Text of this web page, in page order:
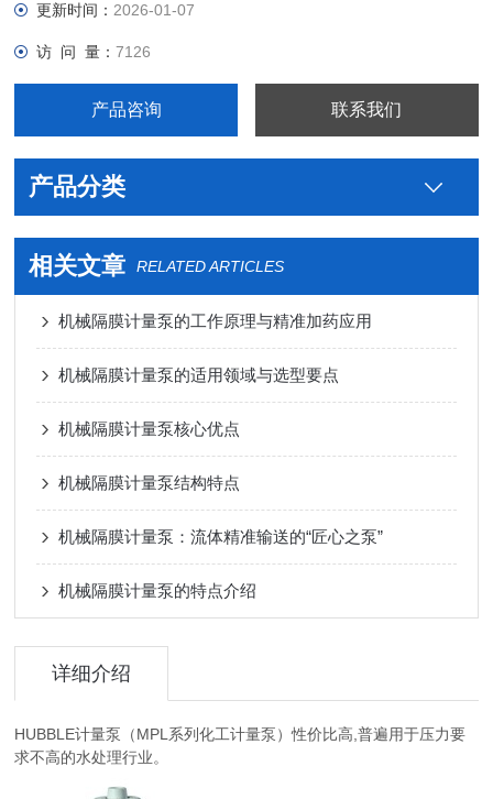
更新时间： 2026-01-07
访 问 量：7126
产品咨询 联系我们
产品分类
相关文章 RELATED ARTICLES
机械隔膜计量泵的工作原理与精准加药应用
机械隔膜计量泵的适用领域与选型要点
机械隔膜计量泵核心优点
机械隔膜计量泵结构特点
机械隔膜计量泵：流体精准输送的“匠心之泵”
机械隔膜计量泵的特点介绍
详细介绍
HUBBLE计量泵（MPL系列化工计量泵）性价比高,普遍用于压力要
求不高的水处理行业。